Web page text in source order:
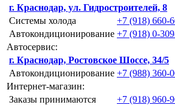
г. Краснодар, ул. Гидростроителей, 8
Системы холода
+7 (918) 660-
Автокондиционирование +7 (918) 0-
Автосервис:
г. Краснодар, Ростовское Шоссе, 34/5
Автокондиционирование +7 (988) 360-
Интернет-магазин:
Заказы принимаются
+7 (918) 960-